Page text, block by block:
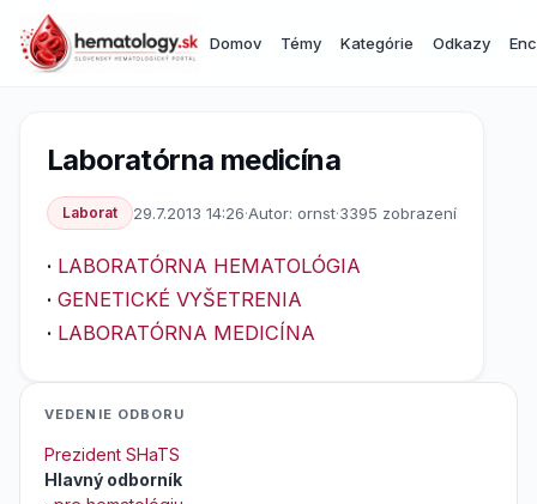
Domov Témy Kategórie Odkazy
Laboratórna medicína
Laborat 29.7.2013 14:26·Autor: ornst·3395 zobrazení
· LABORATÓRNA HEMATOLÓGIA
· GENETICKÉ VYŠETRENIA
· LABORATÓRNA MEDICÍNA
VEDENIE ODBORU
Prezident SHaTS
Hlavný odborník